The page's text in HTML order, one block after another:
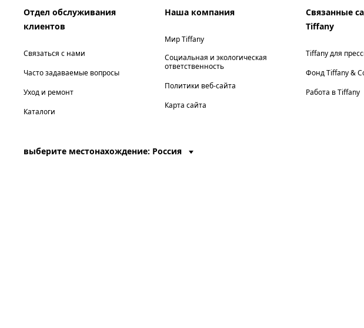
Отдел обслуживания
клиентов
Связаться с нами
Часто задаваемые вопросы
Уход и ремонт
Каталоги
Наша компания
Мир Tiffany
Социальная и экологическая
ответственность
Политики веб-сайта
Карта сайта
Связанные
Tiffany
Tiffany для
Фонд Tiffany &
Работа в Tiffany
выберите местонахождение: Россия